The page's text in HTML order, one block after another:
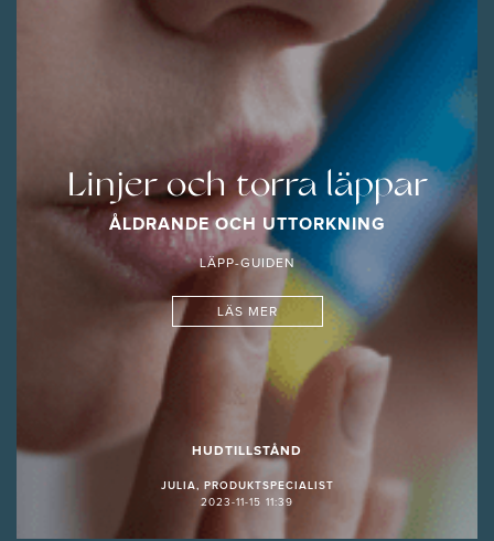
Linjer och torra läppar
ÅLDRANDE OCH UTTORKNING
LÄPP-GUIDEN
LÄS MER
HUDTILLSTÅND
JULIA, PRODUKTSPECIALIST
2023-11-15 11:39